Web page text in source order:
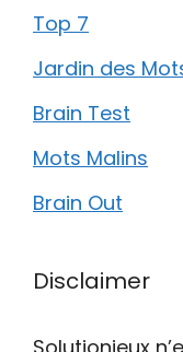
Top 7
Jardin des
Brain Test
Mots Malins
Brain Out
Disclaimer